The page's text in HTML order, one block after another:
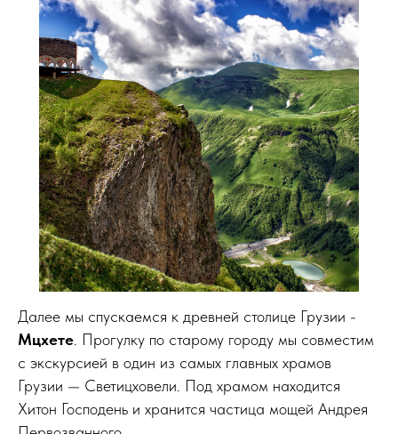
Далее мы спускаемся к древней столице Грузии -
Мцхете . Прогулку по старому городу мы совместим
с экскурсией в один из самых главных храмов
Грузии — Светицховели. Под храмом находится
Хитон Господень и хранится частица мощей Андрея